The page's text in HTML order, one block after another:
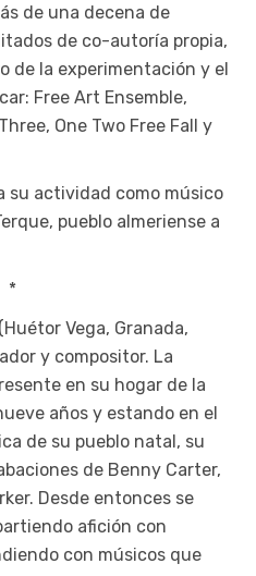
de una decena de
de co-autoría propia,
de la experimentación y el
Free Art Ensemble,
One Two Free Fall y
su actividad como músico
pueblo almeriense a
*
Vega, Granada,
y compositor. La
en su hogar de la
años y estando en el
de su pueblo natal, su
de Benny Carter,
Desde entonces se
afición con
con músicos que